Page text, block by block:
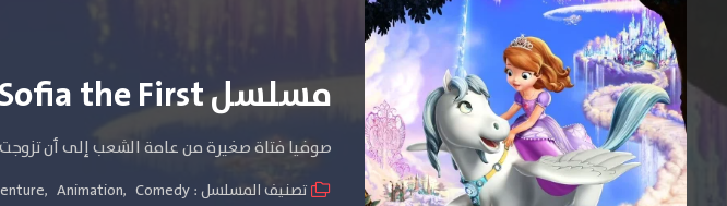
مسلسل Sofia the First الموسم الرابع
صوفيا فتاة صغيرة من عامة الشعب إلى أن تزوجت
تصنيف المسلسل : , Animation, Comedy